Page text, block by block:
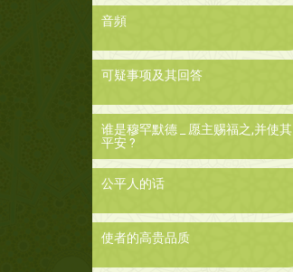
音頻
可疑事项及其回答
谁是穆罕默德 _ 愿主赐福之,并使其
平安 ?
公平人的话
使者的高贵品质